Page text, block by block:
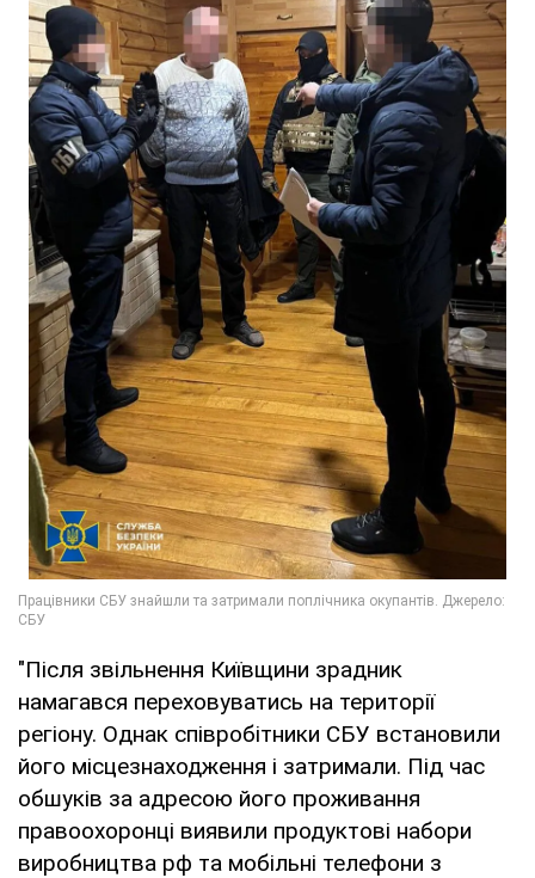
"Після звільнення Київщини зрадник
намагався переховуватись на території
регіону. Однак співробітники СБУ встановили
його місцезнаходження і затримали. Під час
обшуків за адресою його проживання
правоохоронці виявили продуктові набори
виробництва рф та мобільні телефони з